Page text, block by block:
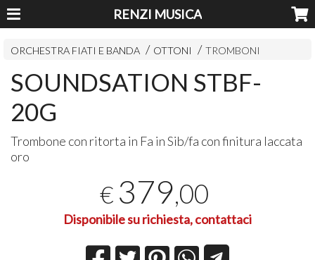
RENZI MUSICA
ORCHESTRA FIATI E BANDA OTTONI TROMBONI
SOUNDSATION STBF-
20G
Trombone con ritorta in Fa in Sib/fa con finitura laccata
oro
€ 379,00
Disponibile su richiesta, contattaci